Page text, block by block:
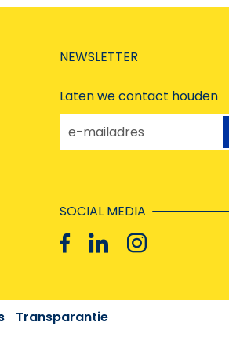
NEWSLETTER
Laten we contact houden
e-mailadres
SOCIAL MEDIA
Transparantie